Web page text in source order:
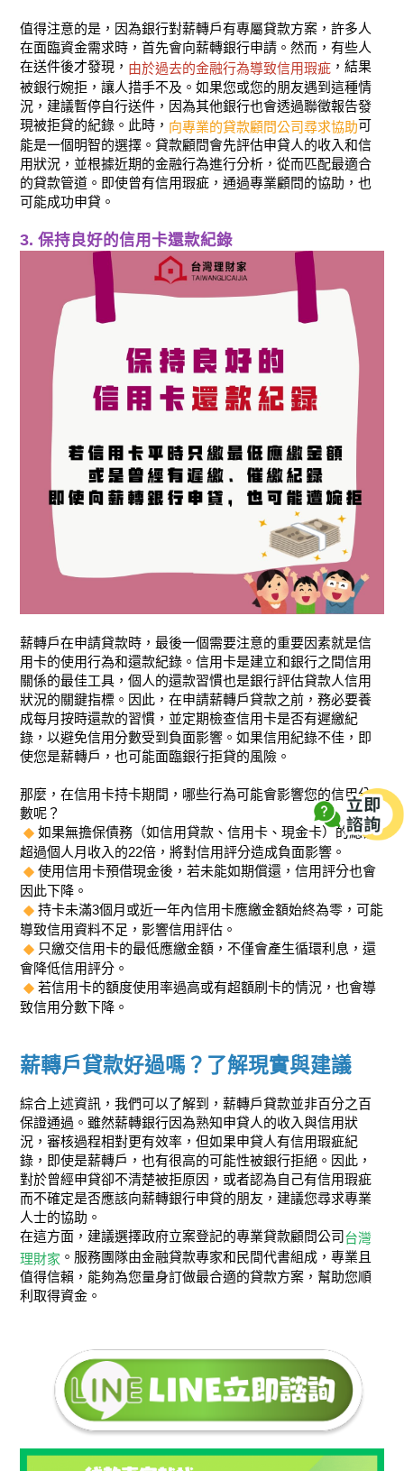
值得注意的是，因為銀行對薪轉戶有專屬貸款方案，許多人
在面臨資金需求時，首先會向薪轉銀行申請。然而，有些人
在送件後才發現， 由於過去的金融行為導致信用瑕疵 ，結果
被銀行婉拒，讓人措手不及。如果您或您的朋友遇到這種情
況，建議暫停自行送件，因為其他銀行也會透過聯徵報告發
現被拒貸的紀錄。此時， 向專業的貸款顧問公司尋求協助可
能是一個明智的選擇。貸款顧問會先評估申貸人的收入和信
用狀況，並根據近期的金融行為進行分析，從而匹配最適合
的貸款管道。即使曾有信用瑕疵，通過專業顧問的協助，也
可能成功申貸。
3. 保持良好的信用卡還款紀錄
薪轉戶在申請貸款時，最後一個需要注意的重要因素就是信
用卡的使用行為和還款紀錄。信用卡是建立和銀行之間信用
關係的最佳工具，個人的還款習慣也是銀行評估貸款人信用
狀況的關鍵指標。因此，在申請薪轉戶貸款之前，務必要養
成每月按時還款的習慣，並定期檢查信用卡是否有遲繳紀
錄，以避免信用分數受到負面影響。如果信用紀錄不佳，即
使您是薪轉戶，也可能面臨銀行拒貸的風險。
那麼，在信用卡持卡期間，哪些行為可能會影響您的信用分
數呢？
如果無擔保債務（如信用貸款、信用卡、現金卡）的總額
超過個人月收入的22倍，將對信用評分造成負面影響。
使用信用卡預借現金後，若未能如期償還，信用評分也會
因此下降。
持卡未滿3個月或近一年內信用卡應繳金額始終為零，可能
導致信用資料不足，影響信用評估。
只繳交信用卡的最低應繳金額，不僅會產生循環利息，還
會降低信用評分。
若信用卡的額度使用率過高或有超額刷卡的情況，也會導
致信用分數下降。
薪轉戶貸款好過嗎？了解現實與建議
綜合上述資訊，我們可以了解到，薪轉戶貸款並非百分之百
保證通過。雖然薪轉銀行因為熟知申貸人的收入與信用狀
況，審核過程相對更有效率，但如果申貸人有信用瑕疵紀
錄，即使是薪轉戶，也有很高的可能性被銀行拒絕。因此，
對於曾經申貸卻不清楚被拒原因，或者認為自己有信用瑕疵
而不確定是否應該向薪轉銀行申貸的朋友，建議您尋求專業
人士的協助。
在這方面，建議選擇政府立案登記的專業貸款顧問公司台灣
理財家 。服務團隊由金融貸款專家和民間代書組成，專業且
值得信賴，能夠為您量身訂做最合適的貸款方案，幫助您順
利取得資金。